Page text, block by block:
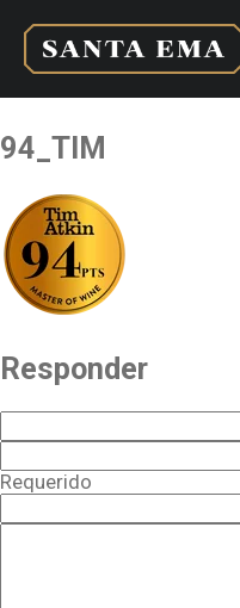
94_TIM
Responder
Requerido